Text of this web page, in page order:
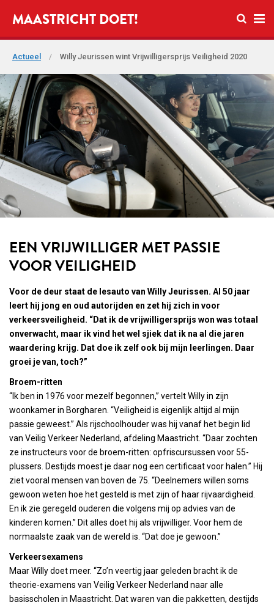
Open
MAASTRICHT DOET!
Actueel / Willy Jeurissen wint Vrijwilligersprijs Veiligheid 2020
EEN VRIJWILLIGER MET PASSIE
VOOR VEILIGHEID
Voor de deur staat de lesauto van Willy Jeurissen. Al 50 jaar
leert hij jong en oud autorijden en zet hij zich in voor
verkeersveiligheid. “Dat ik de vrijwilligersprijs won was totaal
onverwacht, maar ik vind het wel sjiek dat ik na al die jaren
waardering krijg. Dat doe ik zelf ook bij mijn leerlingen. Daar
groei je van, toch?”
Broem-ritten
“Ik ben in 1976 voor mezelf begonnen,” vertelt Willy in zijn
woonkamer in Borgharen. “Veiligheid is eigenlijk altijd al mijn
passie geweest.” Als rijschoolhouder was hij vanaf het begin lid
van Veilig Verkeer Nederland, afdeling Maastricht. “Daar zochten
ze instructeurs voor de broem-ritten: opfriscursussen voor 55-
plussers. Destijds moest je daar nog een certificaat voor halen.” Hij
ziet vooral mensen van boven de 75. “Deelnemers willen soms
gewoon weten hoe het gesteld is met zijn of haar rijvaardigheid.
En ik zie geregeld ouderen die volgens mij op advies van de
kinderen komen.” Dit alles doet hij als vrijwilliger. Voor hem de
normaalste zaak van de wereld is. “Dat doe je gewoon.”
Verkeersexamens
Maar Willy doet meer. “Zo’n veertig jaar geleden bracht ik de
theorie-examens van Veilig Verkeer Nederland naar alle
basisscholen in Maastricht. Dat waren van die pakketten, destijds